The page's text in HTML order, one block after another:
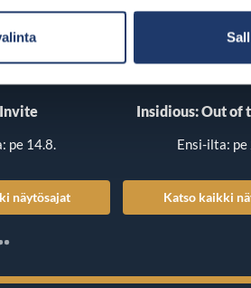
pe 14.8.
näytösajat
Insidious: Out of
Ensi-ilta: pe
Katso kaikki